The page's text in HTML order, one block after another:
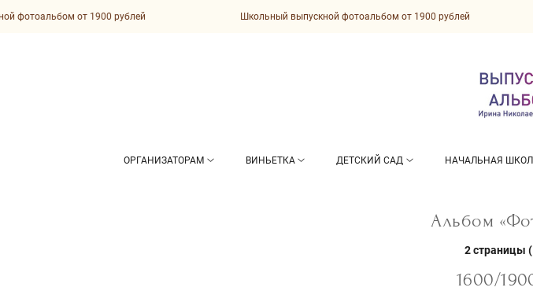
ОРГАНИЗАТОРАМ ВИНЬЕТКА ДЕТСКИЙ САД НАЧАЛЬНАЯ
Альбом
2 страницы
1600/
от 1900 рублей Школьный выпускной фотоальбом от 1900 рублей